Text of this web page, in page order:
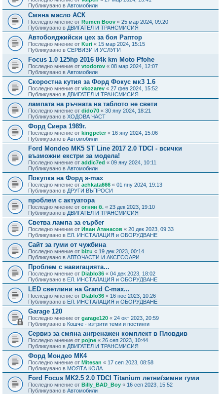
Публикувано в Автомобили
Смяна масло АСК
Последно мнение от Rumen Boov « 25 мар 2024, 09:20
Публикувано в ДВИГАТЕЛ И ТРАНСМИСИЯ
Автобояджийски цех за боя Раптор
Последно мнение от Kuri « 15 мар 2024, 15:15
Публикувано в СЕРВИЗИ И УСЛУГИ
Focus 1.0 125hp 2016 84k km Moto Pfohe
Последно мнение от vtodorov « 08 мар 2024, 12:07
Публикувано в Автомобили
Скоростна кутия за Форд Фокус мк3 1.6
Последно мнение от vkozarev « 27 фев 2024, 15:52
Публикувано в ДВИГАТЕЛ И ТРАНСМИСИЯ
лампата на ръчната на таблото не свети
Последно мнение от dido70 « 30 яну 2024, 18:21
Публикувано в ХОДОВА ЧАСТ
Форд Сиера 1989г.
Последно мнение от kingpeter« 16 яну 2024, 15:06
Публикувано в Автомобили
Ford Mondeo MK5 ST Line 2017 2.0 TDCI - всички
възможни екстри за модела!
Последно мнение от addic7ed « 09 яну 2024, 10:11
Публикувано в Автомобили
Покупка на Форд s-max
Последно мнение от achkata666 « 01 яну 2024, 19:13
Публикувано в ДРУГИ ВЪПРОСИ
проблем с актуатора
Последно мнение от огнян б. « 23 дек 2023, 19:10
Публикувано в ДВИГАТЕЛ И ТРАНСМИСИЯ
Светва лампа за еърбег
Последно мнение от Иван Атанасов « 20 дек 2023, 09:33
Публикувано в ЕЛ. ИНСТАЛАЦИЯ и ОБОРУДВАНЕ
Сайт за гуми от чужбина
Последно мнение от bizu « 19 дек 2023, 00:14
Публикувано в АВТОЧАСТИ И АКСЕСОАРИ
Проблем с навигацията...
Последно мнение от Diablo36 « 04 дек 2023, 18:02
Публикувано в ЕЛ. ИНСТАЛАЦИЯ и ОБОРУДВАНЕ
LED светлини на Grand C-max...
Последно мнение от Diablo36 « 16 ное 2023, 10:26
Публикувано в ЕЛ. ИНСТАЛАЦИЯ и ОБОРУДВАНЕ
Garage 120
Последно мнение от garage120 « 24 окт 2023, 20:59
Публикувано в Кошче - изтрити теми и постинги
Сервиз за смяна ангренажен комплект в Пловдив
Последно мнение от pojne « 26 сеп 2023, 10:44
Публикувано в ДВИГАТЕЛ И ТРАНСМИСИЯ
Форд Мондео МК4
Последно мнение от Mitesan « 17 сеп 2023, 08:58
Публикувано в МОЯТА КОЛА
Ford Focus MK2.5 2.0 TDCI Titanium летни/зимни гуми
Последно мнение от Billy_BAD_Boy « 16 сеп 2023, 15:52
Публикувано в Автомобили